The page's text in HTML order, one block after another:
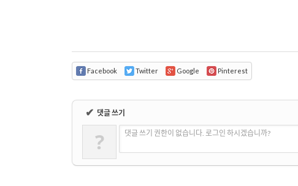
Facebook Twitter Google Pinterest
✔ 댓글 쓰기
? 댓글 쓰기 권한이 없습니다. 로그인 하시겠습니까?